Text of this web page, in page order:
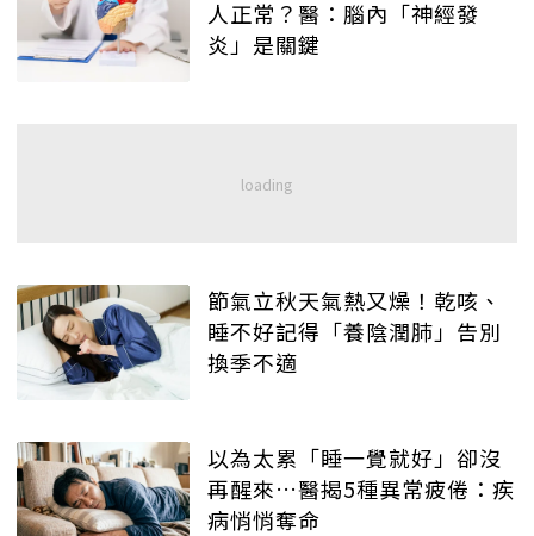
人正常？醫：腦內「神經發
炎」是關鍵
節氣立秋天氣熱又燥！乾咳、
睡不好記得「養陰潤肺」告別
換季不適
以為太累「睡一覺就好」卻沒
再醒來…醫揭5種異常疲倦：疾
病悄悄奪命